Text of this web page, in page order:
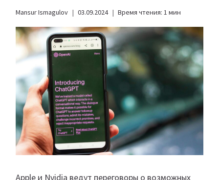
Mansur Ismagulov 03.09.2024 Время чтения: 1 мин
Apple и Nvidia ведут переговоры о возможных